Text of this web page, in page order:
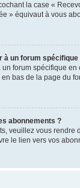
la case «
» équivaut à vous
à un forum spécifique
forum spécifique en
bas de la page du
abonnements ?
veuillez vous rendre
le lien vers vos